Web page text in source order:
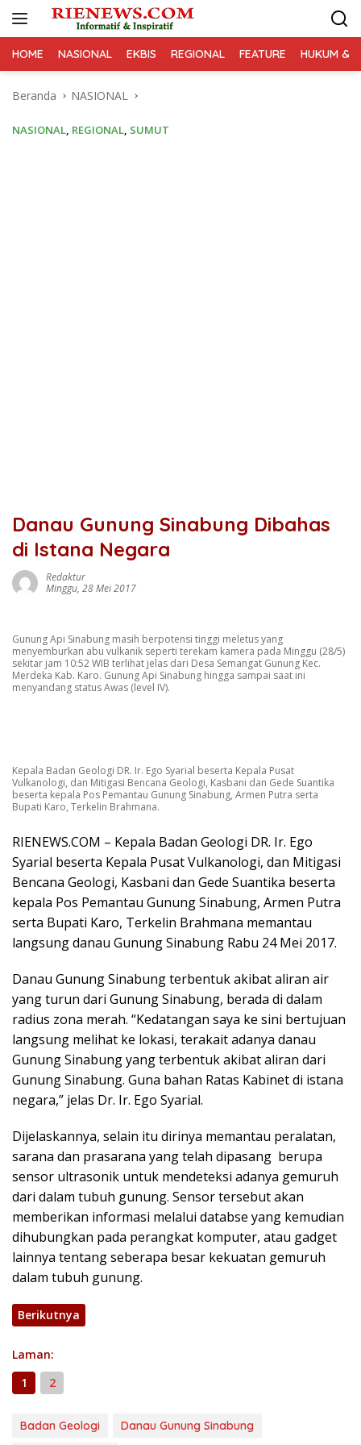
HOME NASIONAL EKBIS REGIONAL FEATURE HUKUM &
Beranda NASIONAL
NASIONAL, REGIONAL, SUMUT
Danau Gunung Sinabung Dibahas
di Istana Negara
Redaktur
Minggu, 28 Mei 2017
Gunung Api Sinabung masih berpotensi tinggi meletus yang
menyemburkan abu vulkanik seperti terekam kamera pada Minggu (28/5)
sekitar jam 10:52 WIB terlihat jelas dari Desa Semangat Gunung Kec.
Merdeka Kab. Karo. Gunung Api Sinabung hingga sampai saat ini
menyandang status Awas (level IV).
Kepala Badan Geologi DR. Ir. Ego Syarial beserta Kepala Pusat
Vulkanologi, dan Mitigasi Bencana Geologi, Kasbani dan Gede Suantika
beserta kepala Pos Pemantau Gunung Sinabung, Armen Putra serta
Bupati Karo, Terkelin Brahmana.
RIENEWS.COM – Kepala Badan Geologi DR. Ir. Ego
Syarial beserta Kepala Pusat Vulkanologi, dan Mitigasi
Bencana Geologi, Kasbani dan Gede Suantika beserta
kepala Pos Pemantau Gunung Sinabung, Armen Putra
serta Bupati Karo, Terkelin Brahmana memantau
langsung danau Gunung Sinabung Rabu 24 Mei 2017.
Danau Gunung Sinabung terbentuk akibat aliran air
yang turun dari Gunung Sinabung, berada di dalam
radius zona merah. “Kedatangan saya ke sini bertujuan
langsung melihat ke lokasi, terakait adanya danau
Gunung Sinabung yang terbentuk akibat aliran dari
Gunung Sinabung. Guna bahan Ratas Kabinet di istana
negara,” jelas Dr. Ir. Ego Syarial.
Dijelaskannya, selain itu dirinya memantau peralatan,
sarana dan prasarana yang telah dipasang berupa
sensor ultrasonik untuk mendeteksi adanya gemuruh
dari dalam tubuh gunung. Sensor tersebut akan
memberikan informasi melalui databse yang kemudian
dihubungkan pada perangkat komputer, atau gadget
lainnya tentang seberapa besar kekuatan gemuruh
dalam tubuh gunung.
Berikutnya
Laman:
1
2
Badan Geologi Danau Gunung Sinabung